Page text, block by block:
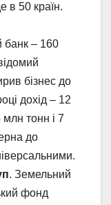
в 50 країн.
банк – 160
бізнес до
дохід – 12
тонн і 7
до
. Земельний
фонд